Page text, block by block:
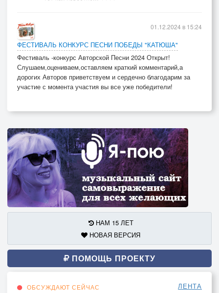
ФЕСТИВАЛЬ КОНКУРС ПЕСНИ ПОБЕДЫ "КАТЮША"
Фестиваль -конкурс Авторской Песни 2024 Открыт!
Слушаем,оцениваем,оставляем краткий комментарий,а
дорогих Авторов приветствуем и сердечно благодарим за
участие с момента участия вы все уже победители!
01.12.2024 в 15:24
НАМ 15 ЛЕТ
НОВАЯ ВЕРСИЯ
ПОМОЩЬ ПРОЕКТУ
ОБСУЖДАЮТ СЕЙЧАС ЛЕНТА